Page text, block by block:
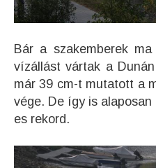
Bár a szakemberek
vízállást vártak a
már 39 cm-t mutatott a
vége. De így is
es rekord.